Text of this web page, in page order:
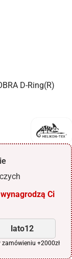
D-Ring(R)
Ci
lato12
zamówieniu +2000zł